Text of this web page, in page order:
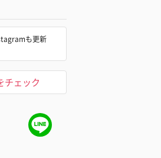
も更新
チェック